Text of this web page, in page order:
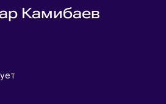
Камибаев